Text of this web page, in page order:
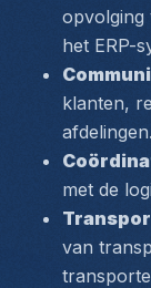
opvolging
het ERP-
klanten,
afdelingen.
met de
van